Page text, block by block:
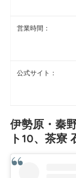
営業時間：
公式サイト：
伊勢原・秦
ト10、茶寮